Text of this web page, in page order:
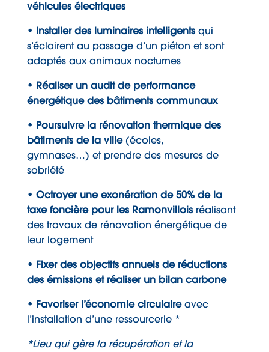
véhicules électriques
• Installer des luminaires intelligentsqui
s’éclairent au passage d’un piéton et sont
adaptés aux animaux nocturnes
• Réaliser un audit de performance
énergétique des bâtiments communaux
• Poursuivre la rénovation thermique des
bâtiments de la ville(écoles,
gymnases…) et prendre des mesures de
sobriété
• Octroyer une exonération de 50% de la
taxe foncière pour les Ramonvilloisréalisant
des travaux de rénovation énergétique de
leur logement
• Fixer des objectifs annuels de réductions
des émissions et réaliser un bilan carbone
• Favoriser l’économie circulaireavec
l’installation d’une ressourcerie *
*Lieu qui gère la récupération et la